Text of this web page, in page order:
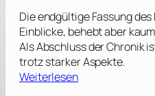
Die endgültige Fassung
Einblicke, behebt aber
Als Abschluss der Chronik
trotz starker Aspekte.
Weiterlesen: